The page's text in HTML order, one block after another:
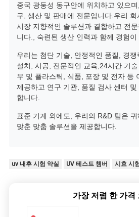
중국 광둥성 동구안에 위치하고 있으
구, 생산 및 판매에 전문입니다.우리
시장 지향적인 솔루션과 결합하고 전
니다., 숙련된 생산 인력과 함께 경험이
우리는 첨단 기술, 안정적인 품질, 경
설치, 시공, 전문적인 교육,24시간 기
무 및 플라스틱, 식품, 포장 및 전자 등
제공하고 연구 기관, 품질 검사 센터
합니다.
표준 기계 외에도, 우리의 R&D 팀은
맞춘 맞춤 솔루션을 제공합니다.
uv 내후 시험 약실 UV 테스트 챔버 시효 시
가장 저렴 한 가격